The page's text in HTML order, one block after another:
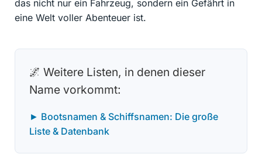
das nicht nur ein Fahrzeug, sondern ein Gefährt in
eine Welt voller Abenteuer ist.
🌌 Weitere Listen, in denen dieser
Name vorkommt:
► Bootsnamen & Schiffsnamen: Die große
Liste & Datenbank